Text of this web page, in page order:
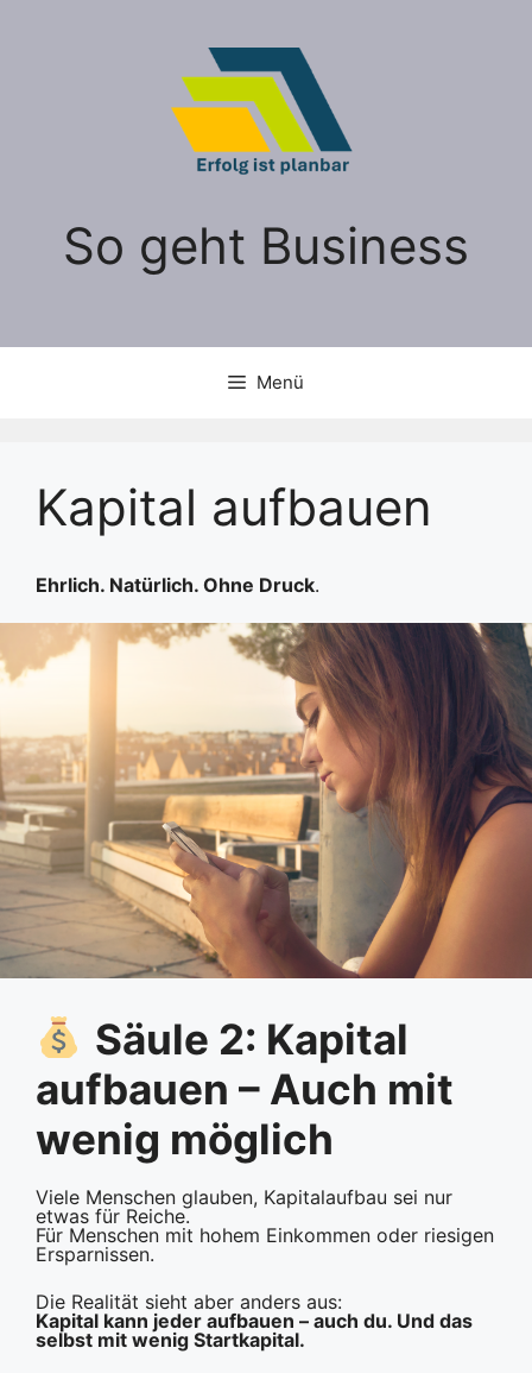
So geht Business
Menü
Kapital aufbauen
Ehrlich. Natürlich. Ohne Druck.
Säule 2: Kapital
aufbauen – Auch mit
wenig möglich
Viele Menschen glauben, Kapitalaufbau sei nur
etwas für Reiche.
Für Menschen mit hohem Einkommen oder riesigen
Ersparnissen.
Die Realität sieht aber anders aus:
Kapital kann jeder aufbauen – auch du. Und das
selbst mit wenig Startkapital.